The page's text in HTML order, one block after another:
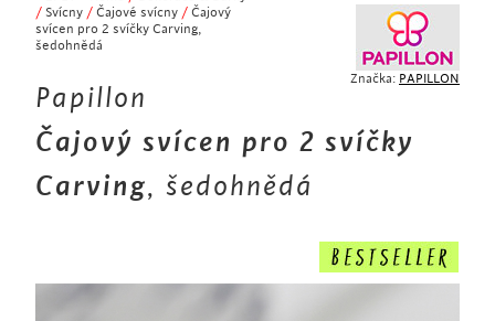
Značka: PAPILLON
/ Svícny / Čajové svícny / Čajový
svícen pro 2 svíčky Carving,
šedohnědá
Papillon
Čajový svícen pro 2 svíčky
Carving, šedohnědá